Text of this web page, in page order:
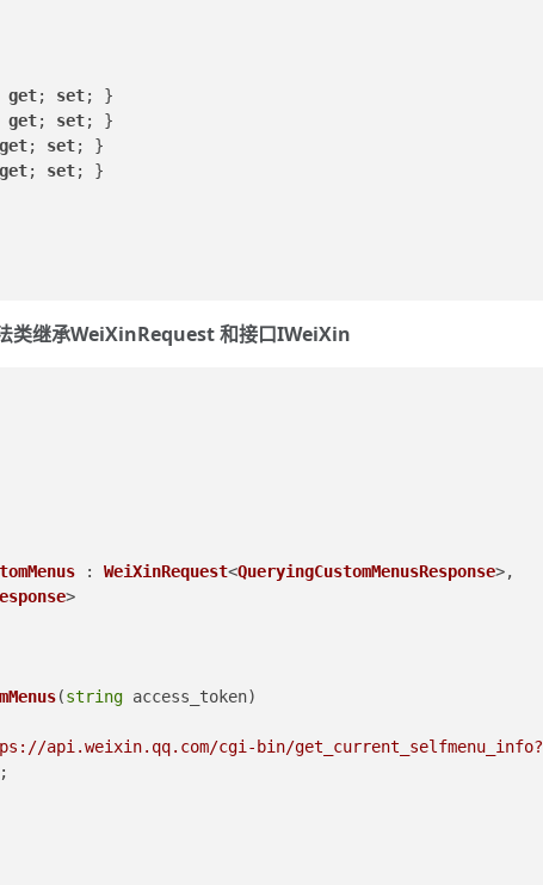
get; set; }
get; set; }
get; set; }
get; set; }
继承WeiXinRequest 和接口IWeiXin
: WeiXinRequest<QueryingCustomMenusResponse
>
(string access_token)
api.weixin.qq.com/cgi-bin/get_current_selfmenu_info?
;